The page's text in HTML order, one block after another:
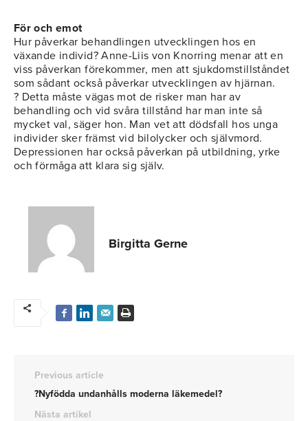
För och emot
Hur påverkar behandlingen utvecklingen hos en
växande individ? Anne-Liis von Knorring menar att en
viss påverkan förekommer, men att sjukdomstillståndet
som sådant också påverkar utvecklingen av hjärnan.
? Detta måste vägas mot de risker man har av
behandling och vid svåra tillstånd har man inte så
mycket val, säger hon. Man vet att dödsfall hos unga
individer sker främst vid bilolycker och självmord.
Depressionen har också påverkan på utbildning, yrke
och förmåga att klara sig själv.
Birgitta Gerne
Previous article
?Nyfödda undanhålls moderna läkemedel?
Nästa artikel